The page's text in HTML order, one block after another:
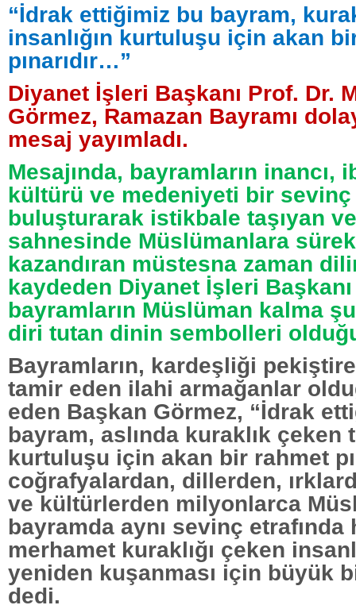
“İdrak ettiğimiz bu bayram,
insanlığın kurtuluşu için akan
pınarıdır…”
Diyanet İşleri Başkanı Prof. Dr.
Görmez, Ramazan Bayramı
mesaj yayımladı.
Mesajında, bayramların inancı,
kültürü ve medeniyeti bir
buluşturarak istikbale taşıyan
sahnesinde Müslümanlara
kazandıran müstesna zaman
kaydeden Diyanet İşleri
bayramların Müslüman kalma
diri tutan dinin sembolleri
Bayramların, kardeşliği
tamir eden ilahi armağanlar
eden Başkan Görmez, “İdrak
bayram, aslında kuraklık çeken
kurtuluşu için akan bir rahmet
coğrafyalardan, dillerden,
ve kültürlerden milyonlarca
bayramda aynı sevinç etrafında
merhamet kuraklığı çeken
yeniden kuşanması için büyük
dedi.